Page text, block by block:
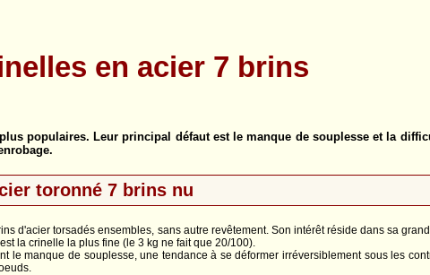
en acier 7 brins
populaires. Leur principal défaut est le manque de souplesse et la
toronné 7 brins nu
d'acier torsadés ensembles, sans autre revêtement. Son intérêt réside dans sa
la crinelle la plus fine (le 3 kg ne fait que 20/100).
le manque de souplesse, une tendance à se déformer irréversiblement sous les